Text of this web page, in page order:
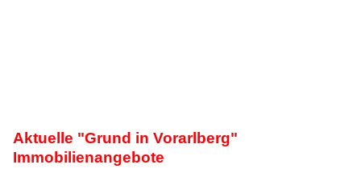
Aktuelle "Grund in Vorarlberg"
Immobilienangebote